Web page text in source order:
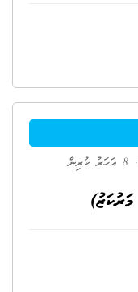
. 8 އަހަރު ކުރިން